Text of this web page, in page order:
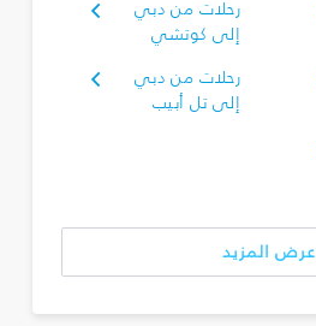
رحلات من دبي
إلى كوتشي
رحلات من دبي
إلى تل أبيب
عرض المزيد